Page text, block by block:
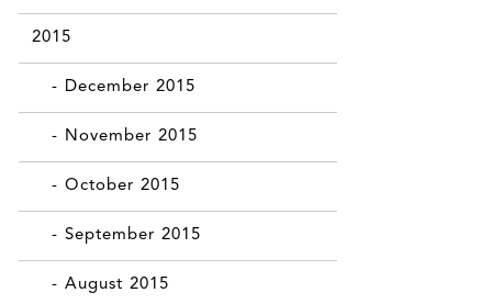
2015
- December 2015
- November 2015
- October 2015
- September 2015
- August 2015